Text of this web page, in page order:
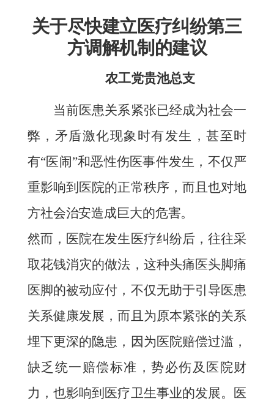
关于尽快建立医疗纠纷第三
方调解机制的建议
农工党贵池总支
当前医患关系紧张已经成为社会一
弊，矛盾激化现象时有发生，甚至时
有“医闹”和恶性伤医事件发生，不仅严
重影响到医院的正常秩序，而且也对地
方社会治安造成巨大的危害。
然而，医院在发生医疗纠纷后，往往采
取花钱消灾的做法，这种头痛医头脚痛
医脚的被动应付，不仅无助于引导医患
关系健康发展，而且为原本紧张的关系
埋下更深的隐患，因为医院赔偿过滥，
缺乏统一赔偿标准，势必伤及医院财
力，也影响到医疗卫生事业的发展。医